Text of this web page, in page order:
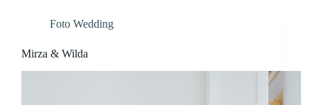
Foto Wedding
Mirza & Wilda